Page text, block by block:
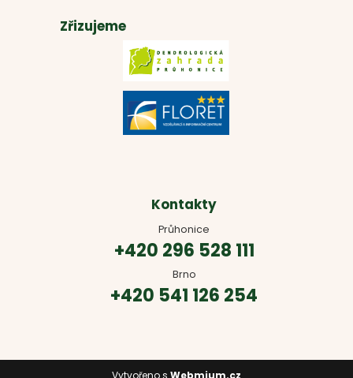
Zřizujeme
Kontakty
Průhonice
+420 296 528 111
Brno
+420 541 126 254
Vytvořeno s Webmium.cz